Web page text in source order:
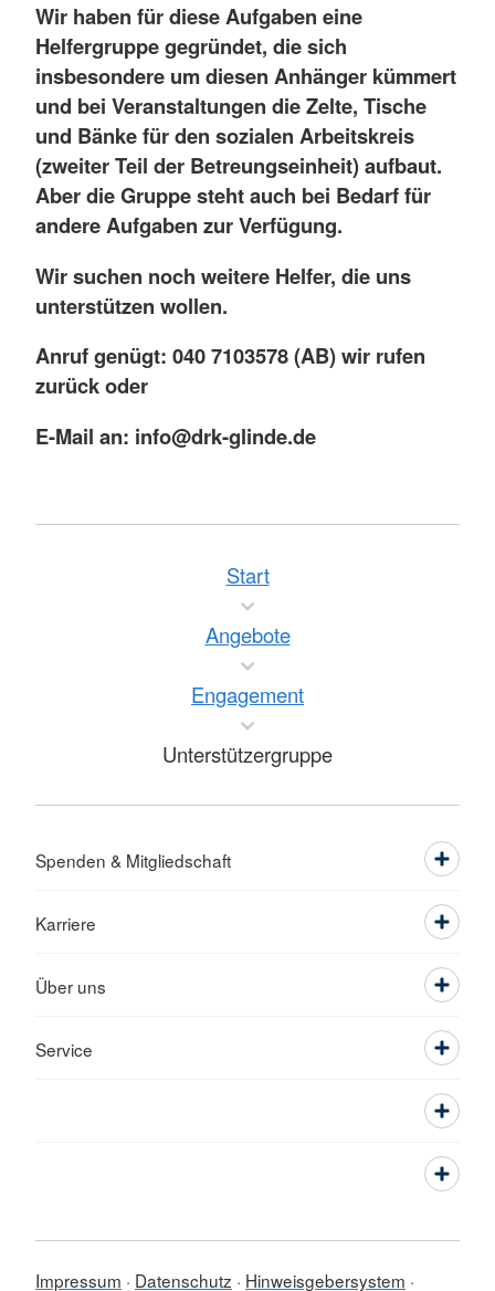
Wir haben für diese Aufgaben eine
Helfergruppe gegründet, die sich
insbesondere um diesen Anhänger kümmert
und bei Veranstaltungen die Zelte, Tische
und Bänke für den sozialen Arbeitskreis
(zweiter Teil der Betreungseinheit) aufbaut.
Aber die Gruppe steht auch bei Bedarf für
andere Aufgaben zur Verfügung.
Wir suchen noch weitere Helfer, die uns
unterstützen wollen.
Anruf genügt: 040 7103578 (AB) wir rufen
zurück oder
E-Mail an: info@drk-glinde.de
Start
Angebote
Engagement
Unterstützergruppe
Spenden & Mitgliedschaft
Karriere
Über uns
Service
Impressum Datenschutz Hinweisgebersystem